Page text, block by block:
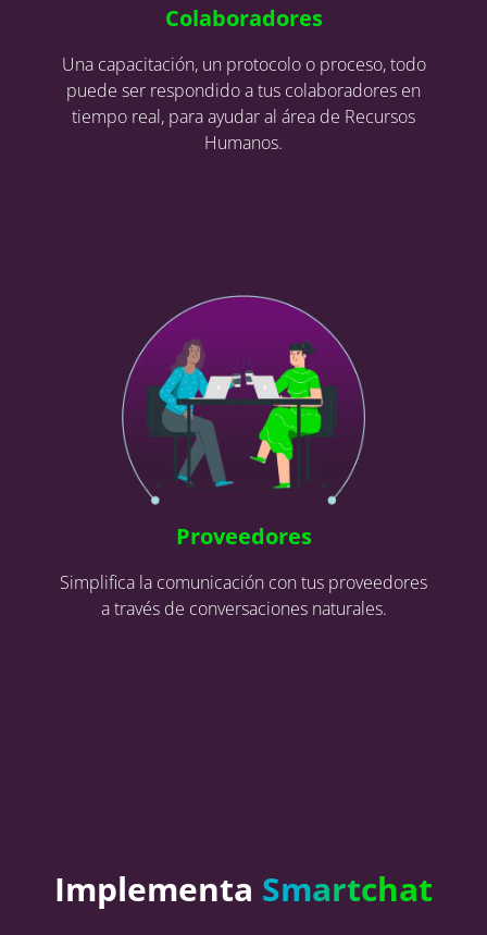
Colaboradores
Una capacitación, un protocolo o proceso, todo
puede ser respondido a tus colaboradores en
tiempo real, para ayudar al área de Recursos
Humanos.
Proveedores
Simplifica la comunicación con tus proveedores
a través de conversaciones naturales.
Implementa Smartchat